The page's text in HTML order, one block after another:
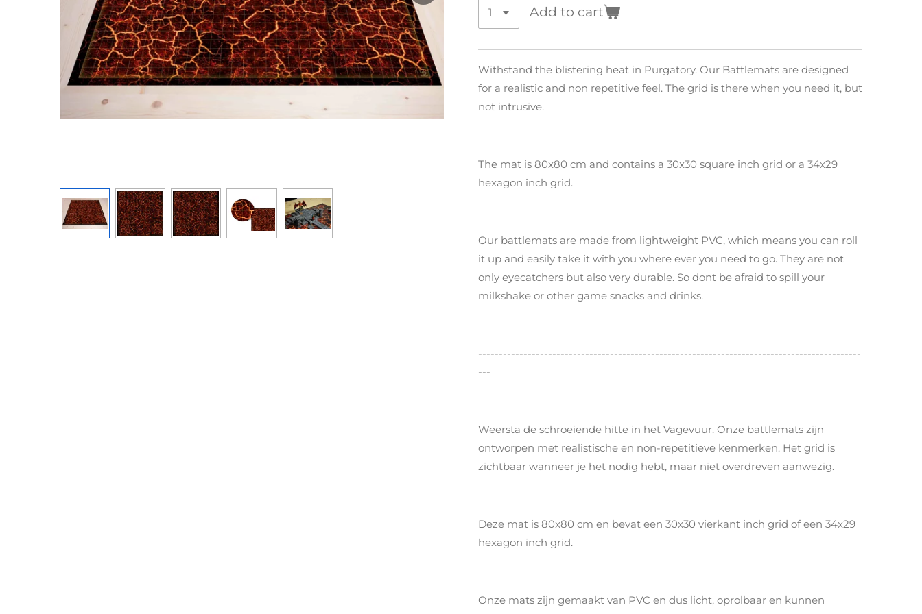
Add to cart
Withstand the blistering heat in Purgatory. Our Battlemats are designed
for a realistic and non repetitive feel. The grid is there when you need it, but
not intrusive.
The mat is 80x80 cm and contains a 30x30 square inch grid or a 34x29
hexagon inch grid.
Our battlemats are made from lightweight PVC, which means you can roll
it up and easily take it with you where ever you need to go. They are not
only eyecatchers but also very durable. So dont be afraid to spill your
milkshake or other game snacks and drinks.
---------------------------------------------------------------------------------------------
---
Weersta de schroeiende hitte in het Vagevuur. Onze battlemats zijn
ontworpen met realistische en non-repetitieve kenmerken. Het grid is
zichtbaar wanneer je het nodig hebt, maar niet overdreven aanwezig.
Deze mat is 80x80 cm en bevat een 30x30 vierkant inch grid of een 34x29
hexagon inch grid.
Onze mats zijn gemaakt van PVC en dus licht, oprolbaar en kunnen